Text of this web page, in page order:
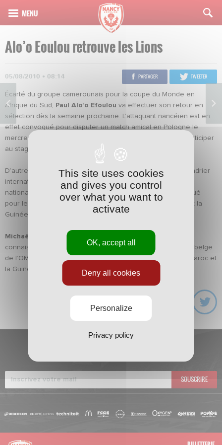
Alo’o Eoulou retrouve les Lions
05/08/2010 • 08:14 PARTAGER TWEETER
Écarté du groupe camerounais pour la coupe du Monde en
Afrique du Sud, Paul Alo’o Efoulou va effectuer son retour en
sélection dès la semaine prochaine. L’attaquant nancéien est en
effet convoqué pour disputer un match amical en Pologne le
mercredi 11 août et rejoindra Berlin ce dimanche afin de participer
au stage de préparation.
D’autres nancéiens sont concernés par cette date du calendrier
international de la FIFA et évolueront sous leurs couleurs
nationales ce mercredi 11 août.
Bakaye Traoré
est convoqué
pour le match amical entre sa sélection nationale du Mali et la
Guinée à 18h30 dans la banlieue marseillaise à Marignane.
Michaël Chrétien et
feront quant à eux
connaissance avec leur nouveau sélectionneur, l’ex-coach belge
de l’OM Eric Gerets, à l’occasion de la rencontre entre le Maroc et
la Guinée équatoriale à 22 heures à Rabat.
SOUSCRIRE
This site uses cookies
and gives you control
over what you want to
activate
OK, accept all
Deny all cookies
Personalize
Privacy policy